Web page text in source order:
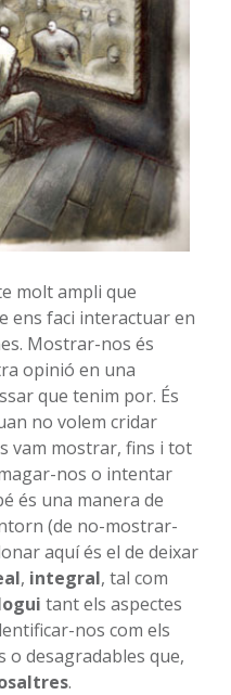
molt ampli que
ens faci interactuar en
Mostrar-nos és
opinió en una
que tenim por. És
no volem cridar
vam mostrar, fins i tot
nos o intentar
és una manera de
(de no-mostrar-
aquí és el de deixar
, integral, tal com
tant els aspectes
nos com els
o desagradables que,
.